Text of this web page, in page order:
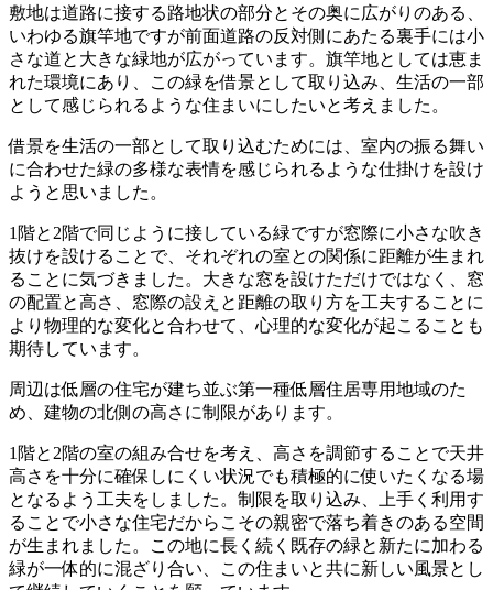
敷地は道路に接する路地状の部分とその奥に広がりのある、
いわゆる旗竿地ですが前面道路の反対側にあたる裏手には小
さな道と大きな緑地が広がっています。旗竿地としては恵ま
れた環境にあり、この緑を借景として取り込み、生活の一部
として感じられるような住まいにしたいと考えました。
借景を生活の一部として取り込むためには、室内の振る舞い
に合わせた緑の多様な表情を感じられるような仕掛けを設け
ようと思いました。
1階と2階で同じように接している緑ですが窓際に小さな吹き
抜けを設けることで、それぞれの室との関係に距離が生まれ
ることに気づきました。大きな窓を設けただけではなく、窓
の配置と高さ、窓際の設えと距離の取り方を工夫することに
より物理的な変化と合わせて、心理的な変化が起こることも
期待しています。
周辺は低層の住宅が建ち並ぶ第一種低層住居専用地域のた
め、建物の北側の高さに制限があります。
1階と2階の室の組み合せを考え、高さを調節することで天井
高さを十分に確保しにくい状況でも積極的に使いたくなる場
となるよう工夫をしました。制限を取り込み、上手く利用す
ることで小さな住宅だからこその親密で落ち着きのある空間
が生まれました。この地に長く続く既存の緑と新たに加わる
緑が一体的に混ざり合い、この住まいと共に新しい風景とし